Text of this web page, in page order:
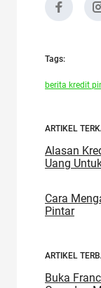
Tags:
berita kredit
ARTIKEL
Alasan
Uang
Cara
Pintar
ARTIKEL
Buka